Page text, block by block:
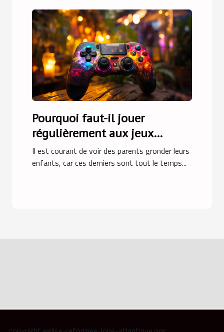
Pourquoi faut-il jouer
régulièrement aux jeux
vidéo ?
Il est courant de voir des parents gronder leurs
enfants, car ces derniers sont tout le temps...